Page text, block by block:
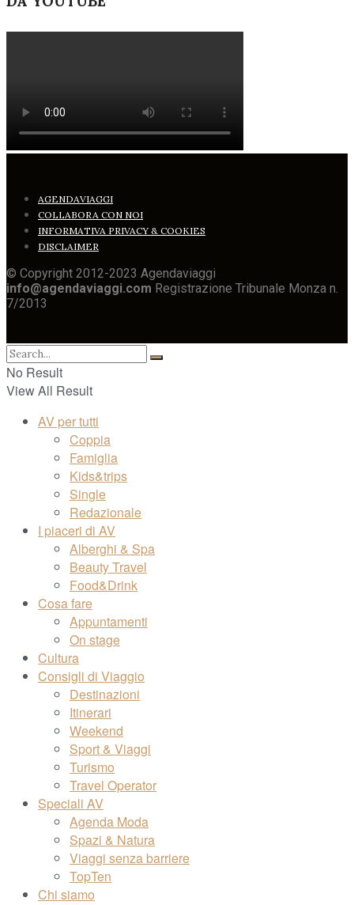
AGENDAVIAGGI
COLLABORA CON NOI
INFORMATIVA PRIVACY & COOKIES
DISCLAIMER
© Copyright 2012-2023 Agendaviaggi
info@agendaviaggi.com Registrazione Tribunale Monza n.
7/2013
No Result
View All Result
AV per tutti
Coppia
Famiglia
Kids&trips
Single
Redazionale
I piaceri di AV
Alberghi & Spa
Beauty Travel
Food&Drink
Cosa fare
Appuntamenti
On stage
Cultura
Consigli di Viaggio
Destinazioni
Itinerari
Weekend
Sport & Viaggi
Turismo
Travel Operator
Speciali AV
Agenda Moda
Spazi & Natura
Viaggi senza barriere
TopTen
Chi siamo